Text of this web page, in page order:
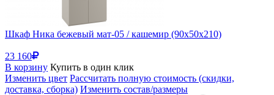
Шкаф Ника бежевый мат-05 / кашемир (90x50x210)
23 160
В корзину Купить в один клик
Изменить цвет Рассчитать полную стоимость (скидки,
доставка, сборка) Изменить состав/размеры